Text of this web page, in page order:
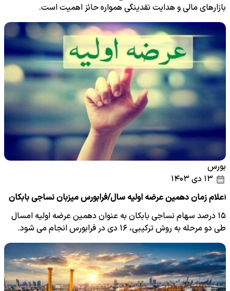
بازار‌های مالی و هدایت نقدینگی همواره حائز اهمیت است.
بورس
اعلام زمان دهمین عرضه اولیه سال/فرابورس میزبان نساجی بابکان
۱۵ درصد سهام نساجی بابکان به عنوان دهمین عرضه اولیه امسال
طی دو مرحله به روش ترکیبی، ۱۶ دی در فرابورس انجام می شود.